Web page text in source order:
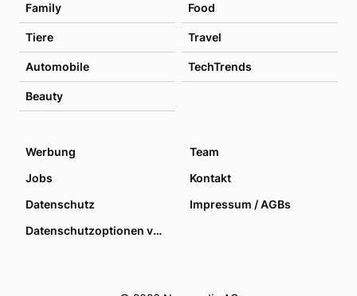
Family Food
Tiere Travel
Automobile TechTrends
Beauty
Werbung
Team
Jobs
Kontakt
Datenschutz
Impressum / AGBs
Datenschutzoptionen verwalten